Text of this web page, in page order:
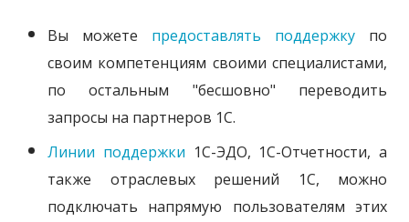
Вы можете предоставлять поддержку по
своим компетенциям своими специалистами,
по остальным "бесшовно" переводить
запросы на партнеров 1С.
Линии поддержки 1С-ЭДО, 1С-Отчетности, а
также отраслевых решений 1С, можно
подключать напрямую пользователям этих